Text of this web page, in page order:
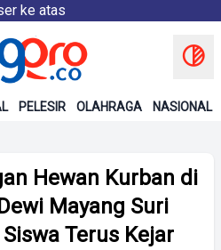
ke atas
PELESIR OLAHRAGA NASIONAL
Hewan Kurban di
Mayang Suri
Terus Kejar